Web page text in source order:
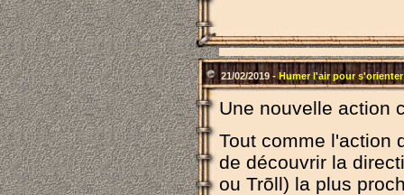
21/02/2019 -Humer l'air pour s'orienter
Une nouvelle action
Tout comme l'action
de découvrir la
ou Trõll) la plus